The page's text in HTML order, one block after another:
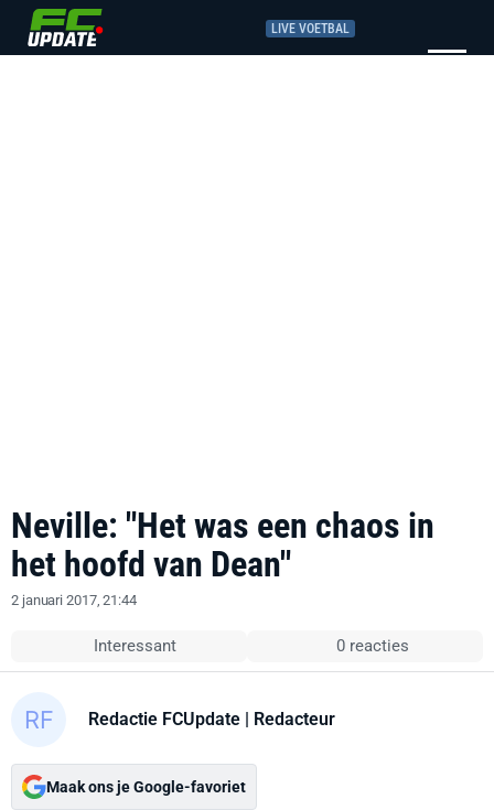
LIVE VOETBAL
Neville: "Het was een chaos in
het hoofd van Dean"
2 januari 2017, 21:44
Interessant 0 reacties
Redactie FCUpdate | Redacteur
Maak ons je Google-favoriet